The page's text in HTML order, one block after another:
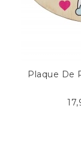
Plaque De